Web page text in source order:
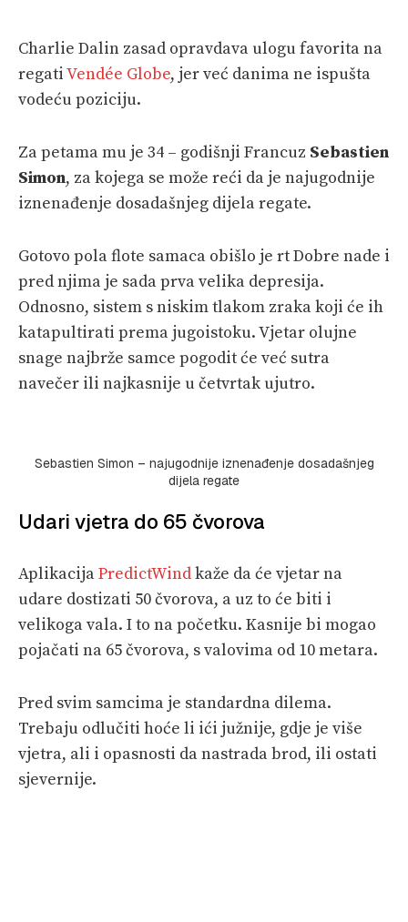
Charlie Dalin zasad opravdava ulogu favorita na
regatiVendée Globe, jer već danima ne ispušta
vodeću poziciju.
Za petama mu je 34 – godišnji Francuz Sebastien
Simon, za kojega se može reći da je najugodnije
iznenađenje dosadašnjeg dijela regate.
Gotovo pola flote samaca obišlo je rt Dobre nade i
pred njima je sada prva velika depresija.
Odnosno, sistem s niskim tlakom zraka koji će ih
katapultirati prema jugoistoku. Vjetar olujne
snage najbrže samce pogodit će već sutra
navečer ili najkasnije u četvrtak ujutro.
Sebastien Simon – najugodnije iznenađenje dosadašnjeg
dijela regate
Udari vjetra do 65 čvorova
AplikacijaPredictWindkaže da će vjetar na
udare dostizati 50 čvorova, a uz to će biti i
velikoga vala. I to na početku. Kasnije bi mogao
pojačati na 65 čvorova, s valovima od 10 metara.
Pred svim samcima je standardna dilema.
Trebaju odlučiti hoće li ići južnije, gdje je više
vjetra, ali i opasnosti da nastrada brod, ili ostati
sjevernije.